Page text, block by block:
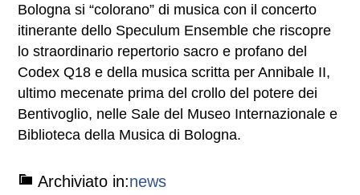
Bologna si “colorano” di musica con il concerto
itinerante dello Speculum Ensemble che riscopre
lo straordinario repertorio sacro e profano del
Codex Q18 e della musica scritta per Annibale II,
ultimo mecenate prima del crollo del potere dei
Bentivoglio, nelle Sale del Museo Internazionale e
Biblioteca della Musica di Bologna.
Archiviato in:news